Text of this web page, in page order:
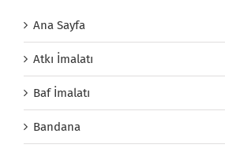
Ana Sayfa
Atkı İmalatı
Baf İmalatı
Bandana